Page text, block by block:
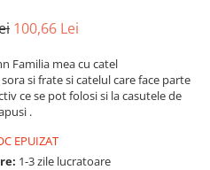
100,66 Lei
Familia mea cu catel
si frate si catelul care face parte
ce se pot folosi si la casutele de
.
EPUIZAT
1-3 zile lucratoare